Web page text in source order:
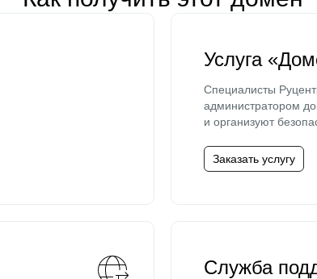
Услуга
Специалисты
администратором
и организуют
Заказать услугу
Служба